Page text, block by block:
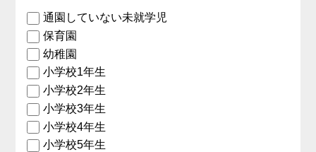
通園していない未就学児
保育園
幼稚園
小学校1年生
小学校2年生
小学校3年生
小学校4年生
小学校5年生